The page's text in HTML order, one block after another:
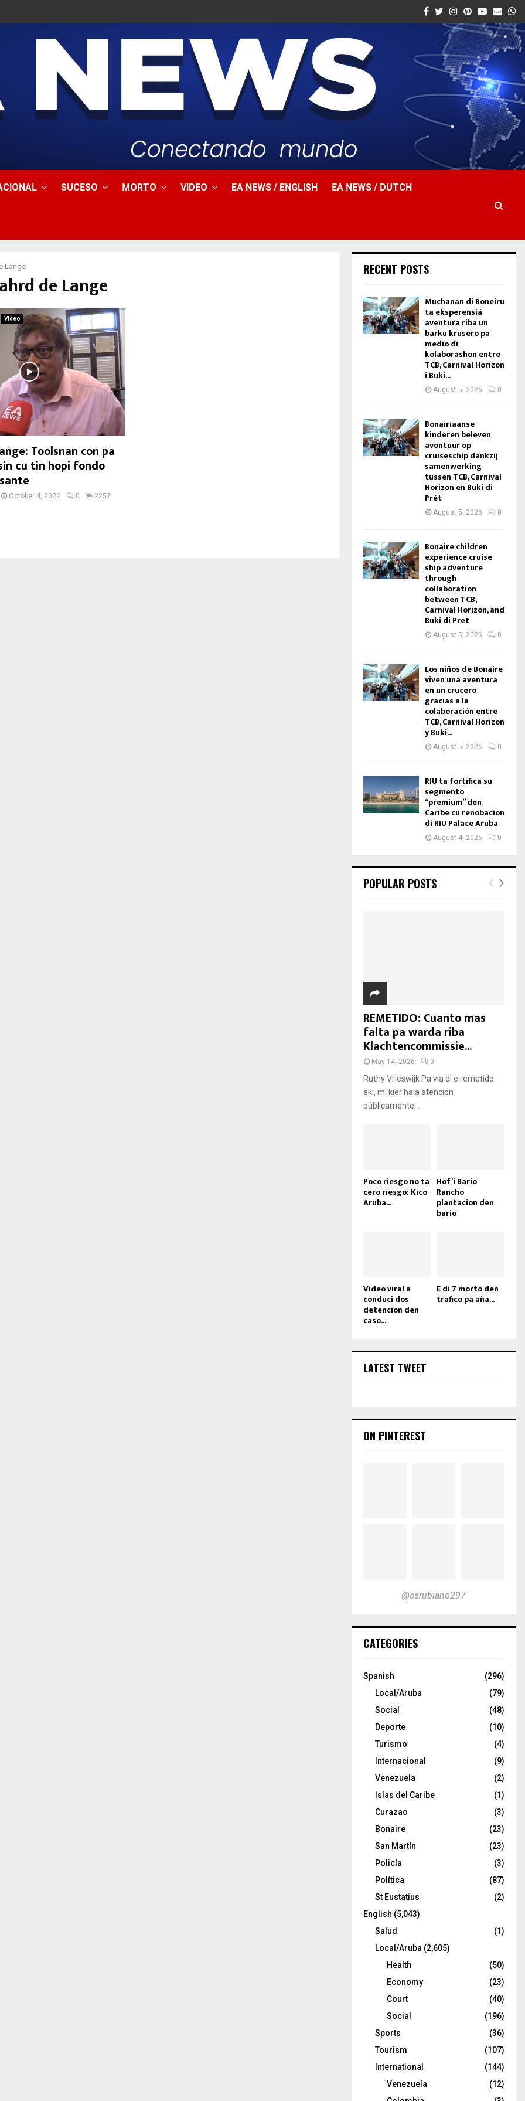
Facebook
Twitter
Instagram
Pinterest
Youtube
Email
SUCESO MORTO VIDEO EA NEWS / ENGLISH EA NEWS / DUTCH
Lange
de Lange
Video
Toolsnan con pa
cu tin hopi fondo
October 4, 2022 0 2257
RECENT POSTS
Muchanan di Boneiru
ta eksperensiá
aventura riba un
barku krusero pa
medio di
kolaborashon entre
TCB, Carnival Horizon
i Buki...
August 5, 2026 0
Bonairiaanse
kinderen beleven
avontuur op
cruiseschip dankzij
samenwerking
tussen TCB, Carnival
Horizon en Buki di
Prèt
August 5, 2026 0
Bonaire children
experience cruise
ship adventure
through
collaboration
between TCB,
Carnival Horizon, and
Buki di Pret
August 5, 2026 0
Los niños de Bonaire
viven una aventura
en un crucero
gracias a la
colaboración entre
TCB, Carnival Horizon
y Buki...
August 5, 2026 0
RIU ta fortifica su
segmento
“premium” den
Caribe cu renobacion
di RIU Palace Aruba
August 4, 2026 0
POPULAR POSTS
REMETIDO: Cuanto mas
falta pa warda riba
Klachtencommissie...
May 14, 2026 0
Ruthy Vrieswijk Pa via di e remetido
aki, mi kier hala atencion
públicamente...
Poco riesgo no ta
cero riesgo: Kico
Aruba...
Hof’i Bario
Rancho
plantacion den
bario
Video viral a
conduci dos
detencion den
caso...
E di 7 morto den
trafico pa aña...
LATEST TWEET
ON PINTEREST
@earubiano297
CATEGORIES
Spanish
(296)
Local/Aruba
(79)
Social
(48)
Deporte
(10)
Turismo
(4)
Internacional
(9)
Venezuela
(2)
Islas del Caribe
(1)
Curazao
(3)
Bonaire
(23)
San Martín
(23)
Policía
(3)
Política
(87)
St Eustatius
(2)
English (5,043)
Salud
(1)
Local/Aruba (2,605)
Health
(50)
Economy
(23)
Court
(40)
Social
(196)
Sports
(36)
Tourism
(107)
International
(144)
Venezuela
(12)